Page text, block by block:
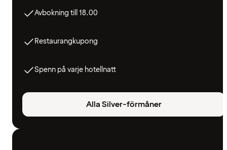
Avbokning till 18.00
Restaurangkupong
Spenn på varje hotellnatt
Alla Silver-förmåner